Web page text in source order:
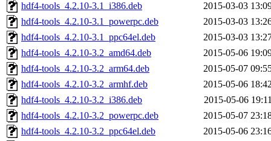
hdf4-tools_4.2.10-3.1_i386.deb
2015-03-03
hdf4-tools_4.2.10-3.1_powerpc.deb
2015-03-03
hdf4-tools_4.2.10-3.1_ppc64el.deb
2015-03-03
hdf4-tools_4.2.10-3.2_amd64.deb
2015-05-06
hdf4-tools_4.2.10-3.2_arm64.deb
2015-05-07
hdf4-tools_4.2.10-3.2_armhf.deb
2015-05-06
hdf4-tools_4.2.10-3.2_i386.deb
2015-05-06
hdf4-tools_4.2.10-3.2_powerpc.deb
2015-05-07
hdf4-tools_4.2.10-3.2_ppc64el.deb
2015-05-06